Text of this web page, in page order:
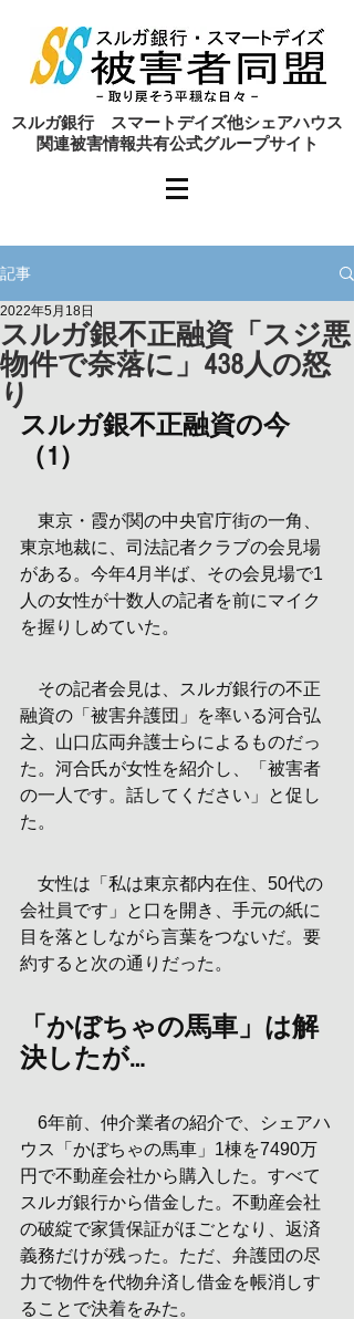
​スルガ銀行 スマートデイズ他シェアハウス
関連被害情報共有公式グループサイト
記事
スルガ銀不正融資「スジ悪
物件で奈落に」438人の怒
り
2022年5月18日
スルガ銀不正融資の今
（1）
東京・霞が関の中央官庁街の一角、
東京地裁に、司法記者クラブの会見場
がある。今年4月半ば、その会見場で1
人の女性が十数人の記者を前にマイク
を握りしめていた。
その記者会見は、スルガ銀行の不正
融資の「被害弁護団」を率いる河合弘
之、山口広両弁護士らによるものだっ
た。河合氏が女性を紹介し、「被害者
の一人です。話してください」と促し
た。
女性は「私は東京都内在住、50代の
会社員です」と口を開き、手元の紙に
目を落としながら言葉をつないだ。要
約すると次の通りだった。
「かぼちゃの馬車」は解
決したが…
6年前、仲介業者の紹介で、シェアハ
ウス「かぼちゃの馬車」1棟を7490万
円で不動産会社から購入した。すべて
スルガ銀行から借金した。不動産会社
の破綻で家賃保証がほごとなり、返済
義務だけが残った。ただ、弁護団の尽
力で物件を代物弁済し借金を帳消しす
ることで決着をみた。